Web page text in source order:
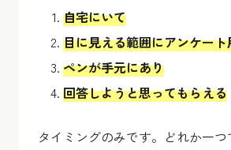
自宅にいて
目に見える範囲にアンケー
ペンが手元にあり
回答しようと思ってもらえる
タイミングのみです。どれか一